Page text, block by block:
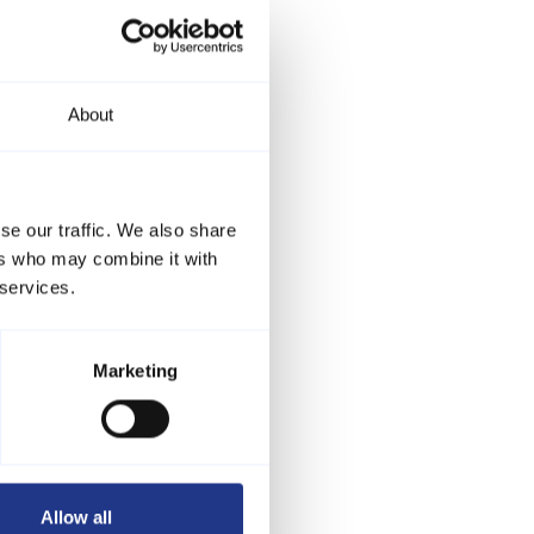
About
our traffic. We also share
who may combine it with
Marketing
Allow all